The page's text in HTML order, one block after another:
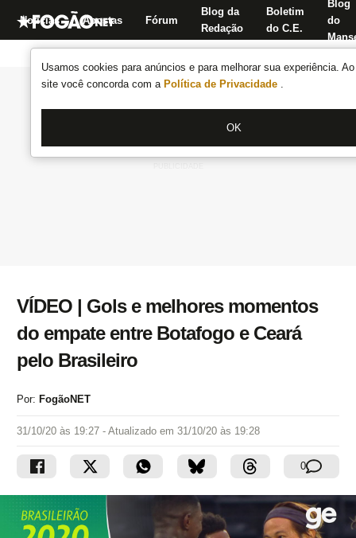
Usamos cookies para anúncios e para melhorar sua experiência.
site você concorda com a Política de Privacidade .
OK
Notícias Apostas Fórum
Blog da
Redação
Boletim
do C.E.
Blog
do
VÍDEO | Gols e melhores momentos
do empate entre Botafogo e Ceará
pelo Brasileiro
Por: FogãoNET
31/10/20 às 19:27 - Atualizado em 31/10/20 às 19:28
0